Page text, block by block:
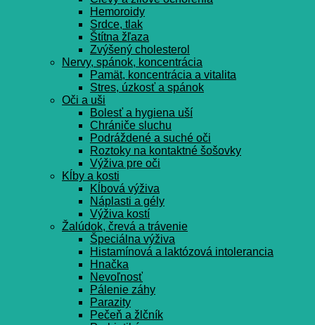
Hemoroidy
Srdce, tlak
Štítna žľaza
Zvýšený cholesterol
Nervy, spánok, koncentrácia
Pamät, koncentrácia a vitalita
Stres, úzkosť a spánok
Oči a uši
Bolesť a hygiena uší
Chrániče sluchu
Podráždené a suché oči
Roztoky na kontaktné šošovky
Výživa pre oči
Kĺby a kosti
Kĺbová výživa
Náplasti a gély
Výživa kostí
Žalúdok, črevá a trávenie
Špeciálna výživa
Histamínová a laktózová intolerancia
Hnačka
Nevoľnosť
Pálenie záhy
Parazity
Pečeň a žlčník